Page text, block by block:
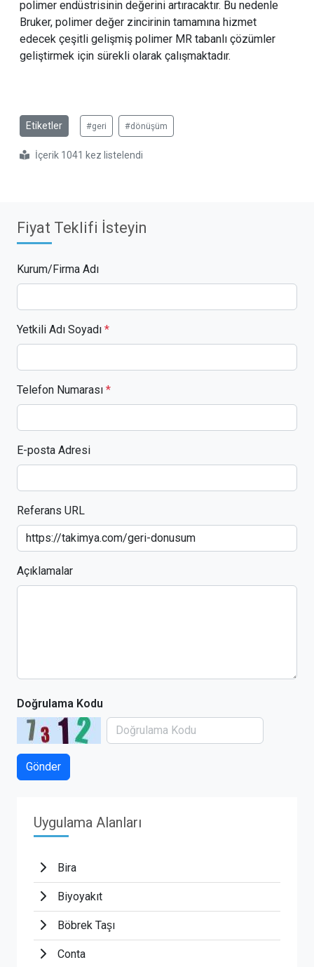
polimer endüstrisinin değerini artıracaktır. Bu nedenle
Bruker, polimer değer zincirinin tamamına hizmet
edecek çeşitli gelişmiş polimer MR tabanlı çözümler
geliştirmek için sürekli olarak çalışmaktadır.
Etiketler #geri #dönüşüm
İçerik 1041 kez listelendi
Fiyat Teklifi İsteyin
Kurum/Firma Adı
Yetkili Adı Soyadı *
Telefon Numarası *
E-posta Adresi
Referans URL
Açıklamalar
Doğrulama Kodu
Uygulama Alanları
Bira
Biyoyakıt
Böbrek Taşı
Conta